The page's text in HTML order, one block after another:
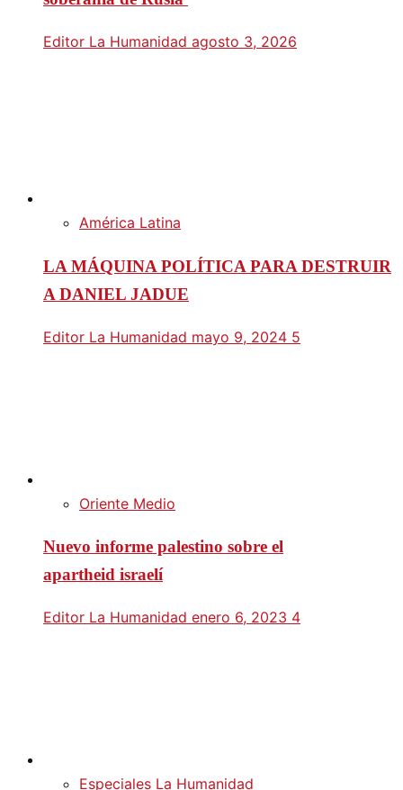
Editor La Humanidad agosto 3, 2026
América Latina
LA MÁQUINA POLÍTICA PARA DESTRUIR
A DANIEL JADUE
Editor La Humanidad mayo 9, 2024 5
Oriente Medio
Nuevo informe palestino sobre el
apartheid israelí
Editor La Humanidad enero 6, 2023 4
Especiales La Humanidad